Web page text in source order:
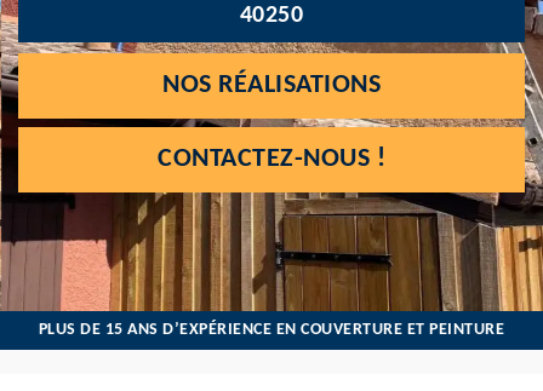
40250
NOS RÉALISATIONS
CONTACTEZ-NOUS !
PLUS DE 15 ANS D’EXPÉRIENCE EN COUVERTURE ET PEINTURE